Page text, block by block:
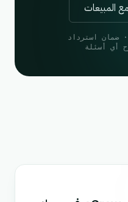
المبيعات
ضمان استرداد